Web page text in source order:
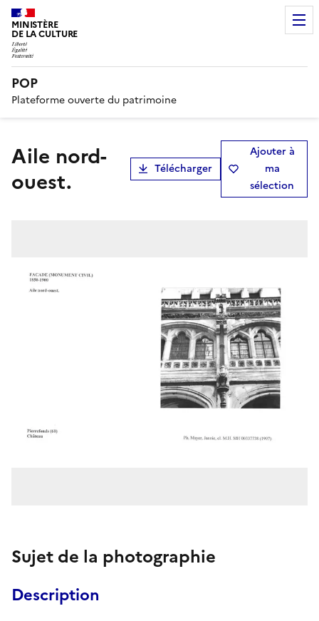
MINISTÈRE
DE LA CULTURE
POP
Plateforme ouverte du patrimoine
Aile nord-
ouest.
Télécharger
Ajouter à
ma
sélection
Sujet de la photographie
Description